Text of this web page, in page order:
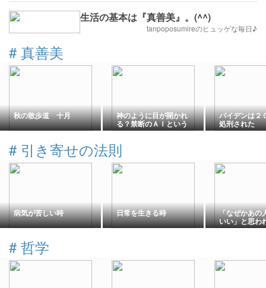
生活の基本は『真善美』。(^^)
tanpoposumireのヒュッゲな毎日♪
# 真善美
秋の散歩道 十月 神のように目が開かれ
る？禁断のＡＩという
「知恵の木」
バイデンは２
処刑された
# 引き寄せの法則
病気が苦しい時 日常を生きる時 「なぜかあの
いい」と思わ
の、意外な3
# 哲学